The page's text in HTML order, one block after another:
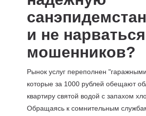
и не
мошенников?
Рынок услуг переполнен
которые за 1000 рублей обещают
квартиру святой водой с запахом
Обращаясь к сомнительным